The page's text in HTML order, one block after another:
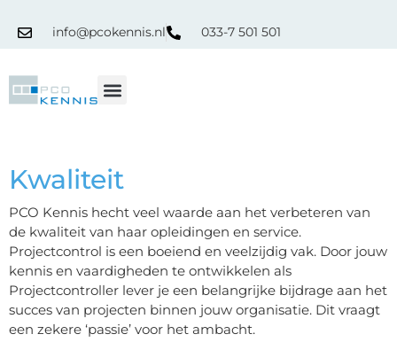
info@pcokennis.nl 033-7 501 501
Kwaliteit
PCO Kennis hecht veel waarde aan het verbeteren van
de kwaliteit van haar opleidingen en service.
Projectcontrol is een boeiend en veelzijdig vak. Door jouw
kennis en vaardigheden te ontwikkelen als
Projectcontroller lever je een belangrijke bijdrage aan het
succes van projecten binnen jouw organisatie. Dit vraagt
een zekere ‘passie’ voor het ambacht.